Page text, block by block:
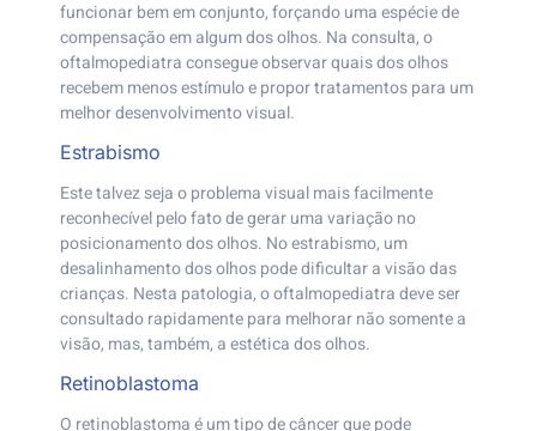
funcionar bem em conjunto, forçando uma espécie de
compensação em algum dos olhos. Na consulta, o
oftalmopediatra consegue observar quais dos olhos
recebem menos estímulo e propor tratamentos para um
melhor desenvolvimento visual.
Estrabismo
Este talvez seja o problema visual mais facilmente
reconhecível pelo fato de gerar uma variação no
posicionamento dos olhos. No estrabismo, um
desalinhamento dos olhos pode dificultar a visão das
crianças. Nesta patologia, o oftalmopediatra deve ser
consultado rapidamente para melhorar não somente a
visão, mas, também, a estética dos olhos.
Retinoblastoma
O retinoblastoma é um tipo de câncer que pode